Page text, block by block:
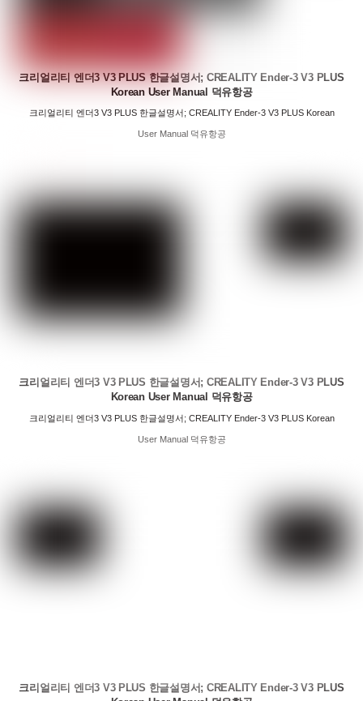
크리얼리티 엔더3 V3 PLUS 한글설명서; CREALITY Ender-3 V3 PLUS
Korean User Manual 덕유항공
크리얼리티 엔더3 V3 PLUS 한글설명서; CREALITY Ender-3 V3 PLUS Korean
User Manual 덕유항공
크리얼리티 엔더3 V3 PLUS 한글설명서; CREALITY Ender-3 V3 PLUS
Korean User Manual 덕유항공
크리얼리티 엔더3 V3 PLUS 한글설명서; CREALITY Ender-3 V3 PLUS Korean
User Manual 덕유항공
크리얼리티 엔더3 V3 PLUS 한글설명서; CREALITY Ender-3 V3 PLUS